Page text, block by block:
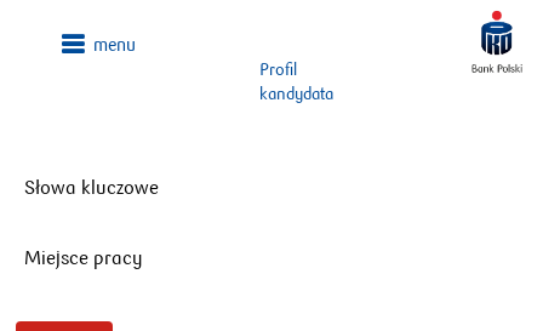
Profil
kandydata
Słowa kluczowe
Miejsce pracy